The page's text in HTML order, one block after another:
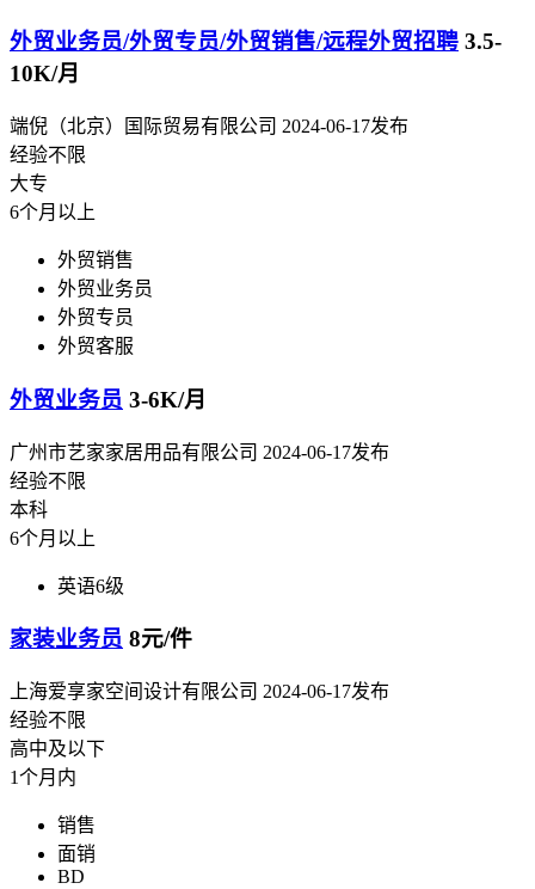
外贸业务员/外贸专员/外贸销售/远程外贸招聘 3.5-
10K/月
端倪（北京）国际贸易有限公司 2024-06-17发布
经验不限
大专
6个月以上
外贸销售
外贸业务员
外贸专员
外贸客服
外贸业务员 3-6K/月
广州市艺家家居用品有限公司 2024-06-17发布
经验不限
本科
6个月以上
英语6级
家装业务员 8元/件
上海爱享家空间设计有限公司 2024-06-17发布
经验不限
高中及以下
1个月内
销售
面销
BD